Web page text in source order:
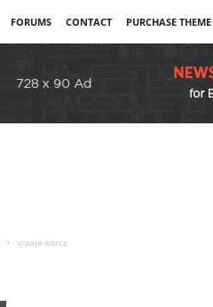
FORUMS CONTACT PURCHASE THEME
vrasje-korce